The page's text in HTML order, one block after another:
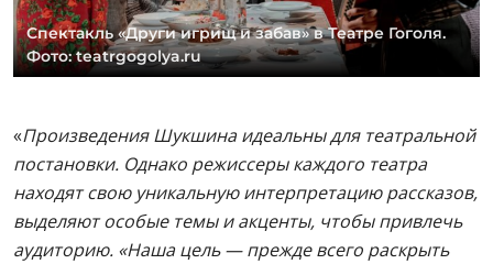
Спектакль «Други игрищ и забав» в Театре Гоголя.
Фото: teatrgogolya.ru
«Произведения Шукшина идеальны для театральной
постановки. Однако режиссеры каждого театра
находят свою уникальную интерпретацию рассказов,
выделяют особые темы и акценты, чтобы привлечь
аудиторию. «Наша цель — прежде всего раскрыть